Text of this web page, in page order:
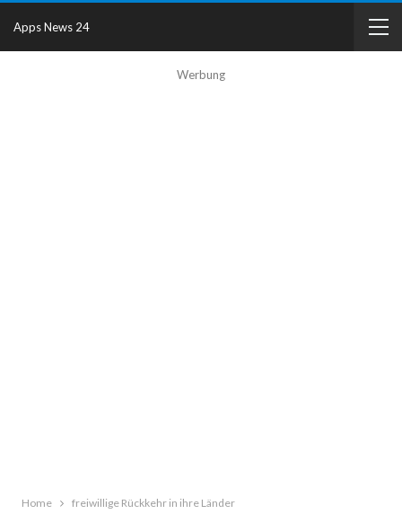
Werbung
Apps News 24
Home freiwillige Rückkehr in ihre Länder